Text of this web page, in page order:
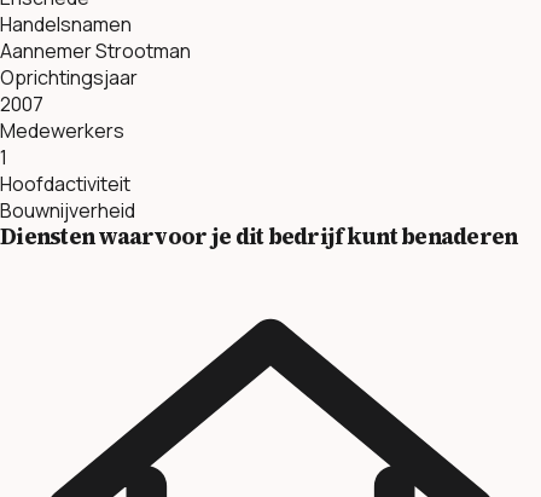
Handelsnamen
Aannemer Strootman
Oprichtingsjaar
2007
Medewerkers
1
Hoofdactiviteit
Bouwnijverheid
Diensten waarvoor je dit bedrijf kunt benaderen